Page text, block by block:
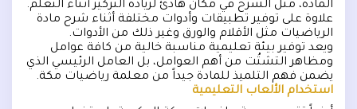
المادة، مثل الشرح في مكان هادئ لزيادة التركيز أثناء التعلُم.
علاوة على توفير تطبيقات وأدوات مختلفة أثناء شرح مادة
الرياضيات مثل الأقلام والورق وغير ذلك من الأدوات.
ويعد توفير بيئة تعليمية مناسبة خالية من كافة عوامل
ومظاهر التشتُت من أهم العوامل، بل العامل الرئيسي الذي
يضمن فهم التلميذ للمادة جيداً من معلمة رياضيات مكة.
استخدام الألعاب التعليمية